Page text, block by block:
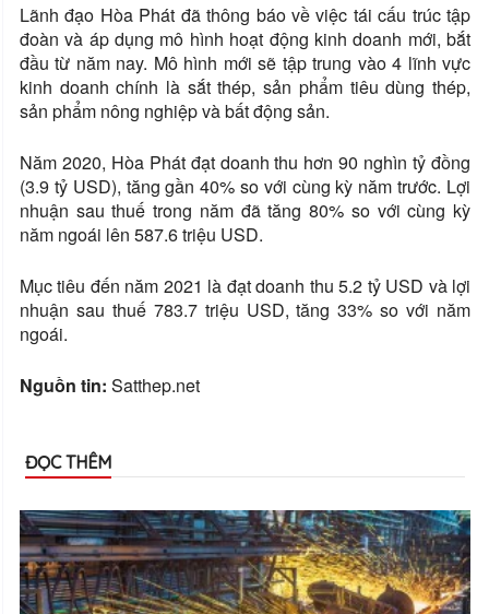
Lãnh đạo Hòa Phát đã thông báo về việc tái cấu trúc tập
đoàn và áp dụng mô hình hoạt động kinh doanh mới, bắt
đầu từ năm nay. Mô hình mới sẽ tập trung vào 4 lĩnh vực
kinh doanh chính là sắt thép, sản phẩm tiêu dùng thép,
sản phẩm nông nghiệp và bất động sản.
Năm 2020, Hòa Phát đạt doanh thu hơn 90 nghìn tỷ đồng
(3.9 tỷ USD), tăng gần 40% so với cùng kỳ năm trước. Lợi
nhuận sau thuế trong năm đã tăng 80% so với cùng kỳ
năm ngoái lên 587.6 triệu USD.
Mục tiêu đến năm 2021 là đạt doanh thu 5.2 tỷ USD và lợi
nhuận sau thuế 783.7 triệu USD, tăng 33% so với năm
ngoái.
Nguồn tin: Satthep.net
ĐỌC THÊM